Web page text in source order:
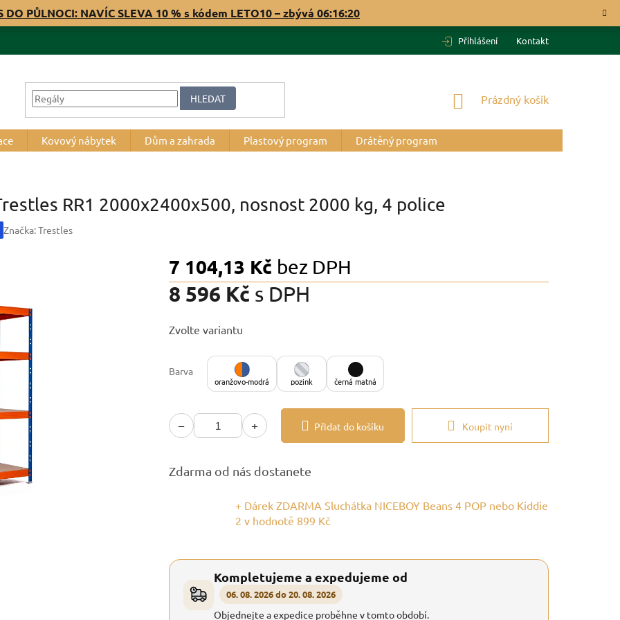
DO PŮLNOCI: NAVÍC SLEVA 10 % s kódem LETO10 – zbývá 06:16:19
Přihlášení Kontakt
HLEDAT
NÁKUPNÍ
Prázdný košík
Kovový nábytek Dům a zahrada Plastový program Drátěný program
RR1 2000x2400x500, nosnost 2000 kg, 4 police
Značka:Trestles
7 104,13 Kč bez DPH
8 596 Kč s DPH
cena:
Zvolte variantu
Barva
oranžovo-modrá pozink černá matná
− + Přidat do košíku Koupit nyní
Zdarma od nás dostanete
+ Dárek ZDARMA Sluchátka NICEBOY Beans 4 POP nebo Kiddie
2 v hodnotě 899 Kč
Kompletujeme a expedujeme od
06. 08. 2026 do 20. 08. 2026
Objednejte a expedice proběhne v tomto období.